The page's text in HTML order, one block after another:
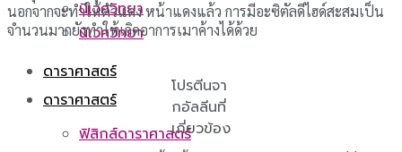
นิเวศวิทยา
ดาราศาสตร์
นิเวศวิทยา
ดาราศาสตร์
ฟิสิกส์ดาราศาสตร์
นอกจากจะทำให้ตัวแดง หน้าแดงแล้ว การมีอะซิตัลดีไฮด์สะสมเป็น
จำนวนมากยังทำให้เกิดอาการเมาค้างได้ด้วย
โปรตีนจา
กอัลลีนที่
เกี่ยวข้อง